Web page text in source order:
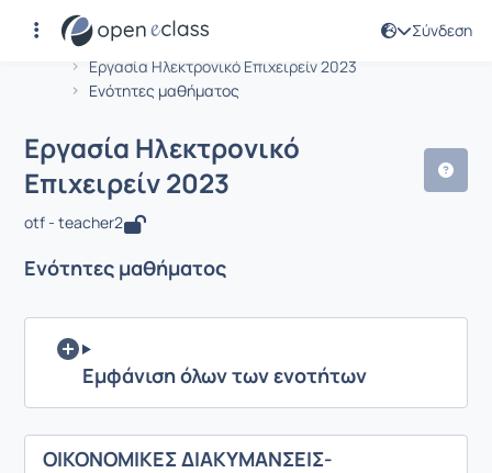
Σύνδεση
Αρχική Σελίδα
Εργασία Ηλεκτρονικό Επιχειρείν 2023
Ενότητες μαθήματος
Μάθημα : Εργασία Ηλεκτρονικό
Εργασία Ηλεκτρονικό
Επιχειρείν 2023
otf - teacher2
Ενότητες μαθήματος
Εμφάνιση όλων των ενοτήτων
ΟΙΚΟΝΟΜΙΚΕΣ ΔΙΑΚΥΜΑΝΣΕΙΣ-